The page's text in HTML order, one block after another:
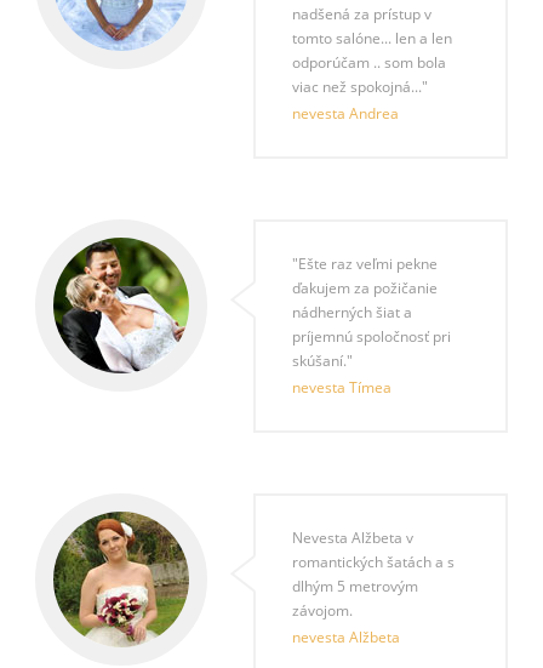
nadšená za prístup v
tomto salóne... len a len
odporúčam .. som bola
viac než spokojná..."
nevesta Andrea
"Ešte raz veľmi pekne
ďakujem za požičanie
nádherných šiat a
príjemnú spoločnosť pri
skúšaní."
nevesta Tímea
Nevesta Alžbeta v
romantických šatách a s
dlhým 5 metrovým
závojom.
nevesta Alžbeta